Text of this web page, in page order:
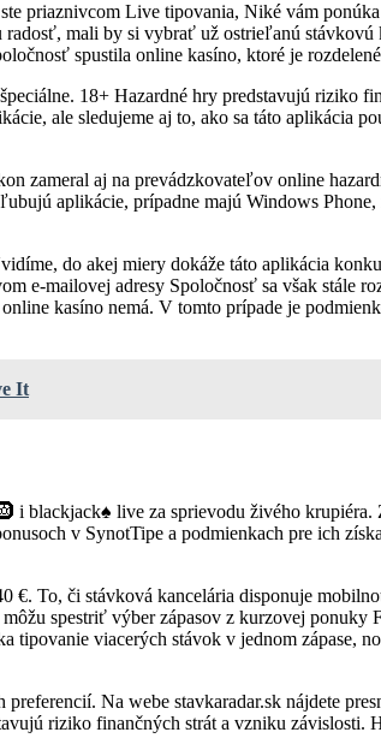
priaznivcom Live tipovania, Niké vám
mali by si vybrať už ostrieľanú
spustila online kasíno, ktoré je
18+ Hazardné hry predstavujú riziko
ale sledujeme aj to, ako sa táto aplikácia
zameral aj na prevádzkovateľov online
aplikácie, prípadne majú Windows
do akej miery dokáže táto aplikácia
mailovej adresy Spoločnosť sa však stále
kasíno nemá. V tomto prípade je
It
blackjack♠️ live za sprievodu živého
v SynotTipe a podmienkach pre ich
To, či stávková kancelária disponuje
spestriť výber zápasov z kurzovej
viacerých stávok v jednom zápase,
Na webe stavkaradar.sk nájdete
riziko finančných strát a vzniku